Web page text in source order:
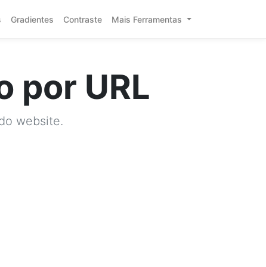
Gradientes Contraste Mais Ferramentas
por URL
website.